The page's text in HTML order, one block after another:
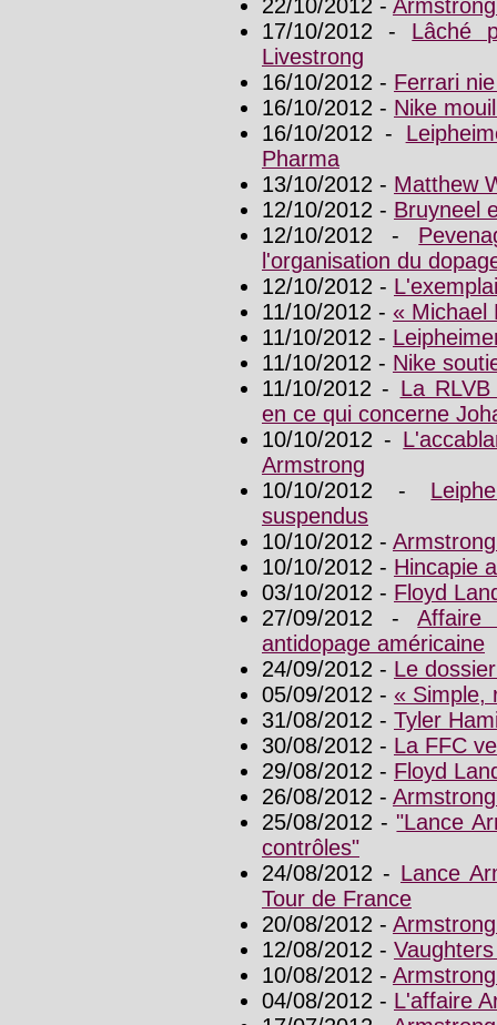
22/10/2012 -
17/10/2012 - Lâché
Livestrong
16/10/2012 - Ferrari
16/10/2012 - Nike
16/10/2012 -
Pharma
13/10/2012 - Matthew
12/10/2012 - Bruyneel
12/10/2012 -
l'organisation du
12/10/2012 -
11/10/2012 - « Michael
11/10/2012 -
11/10/2012 - Nike
11/10/2012 - La
en ce qui concerne
10/10/2012 -
Armstrong
10/10/2012 -
suspendus
10/10/2012 -
10/10/2012 - Hincapie
03/10/2012 - Floyd
27/09/2012 -
antidopage américaine
24/09/2012 - Le
05/09/2012 - « Simple,
31/08/2012 - Tyler
30/08/2012 - La FFC
29/08/2012 - Floyd
26/08/2012 -
25/08/2012 -"Lance
contrôles"
24/08/2012 - Lance
Tour de France
20/08/2012 -
12/08/2012 -
10/08/2012 -
04/08/2012 - L'affaire